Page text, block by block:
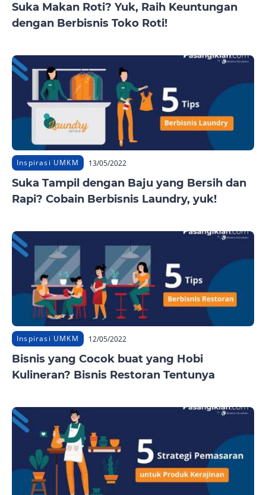
Suka Makan Roti? Yuk, Raih Keuntungan
dengan Berbisnis Toko Roti!
Inspirasi UMKM 13/05/2022
Suka Tampil dengan Baju yang Bersih dan
Rapi? Cobain Berbisnis Laundry, yuk!
Inspirasi UMKM 12/05/2022
Bisnis yang Cocok buat yang Hobi
Kulineran? Bisnis Restoran Tentunya